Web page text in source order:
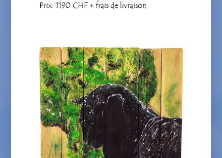
Prix: 1190 CHF + frais de livraison